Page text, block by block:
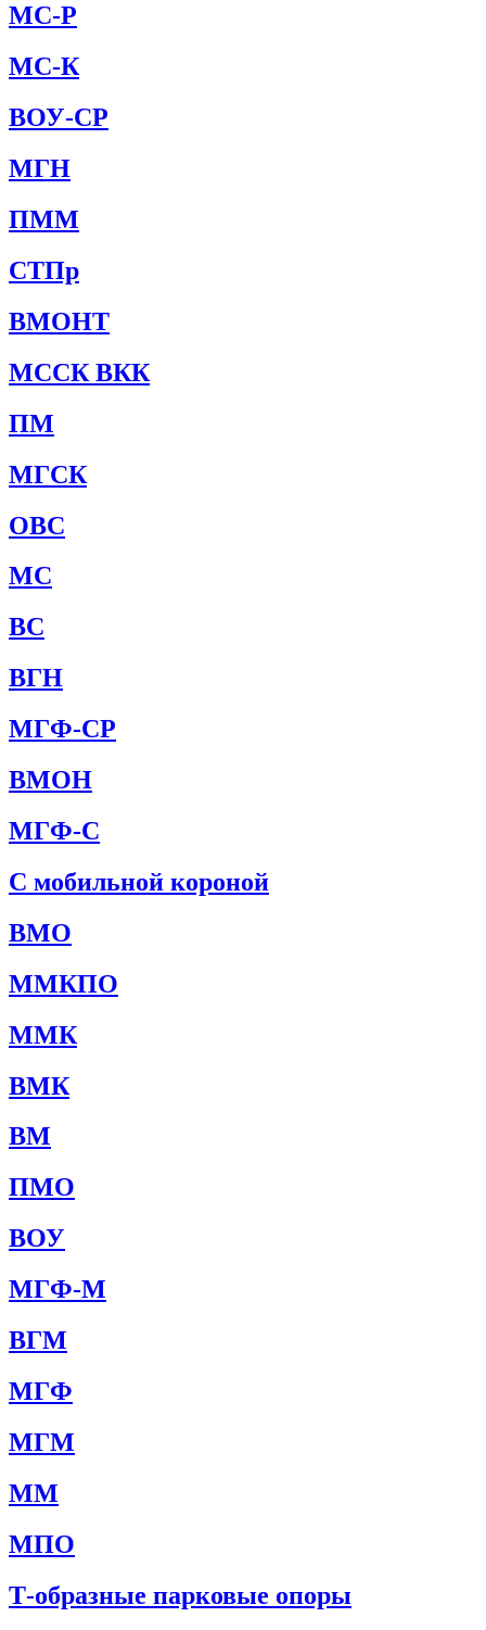
МС-Р
МС-К
ВОУ-СР
МГН
ПММ
СТПр
ВМОНТ
МССК ВКК
ПМ
МГСК
ОВС
МС
ВС
ВГН
МГФ-СР
ВМОН
МГФ-С
С мобильной короной
ВМО
ММКПО
ММК
ВМК
ВМ
ПМО
ВОУ
МГФ-М
ВГМ
МГФ
МГМ
ММ
МПО
Т-образные парковые опоры